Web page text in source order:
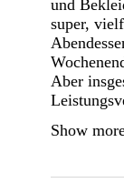
und
super,
Aber
Show